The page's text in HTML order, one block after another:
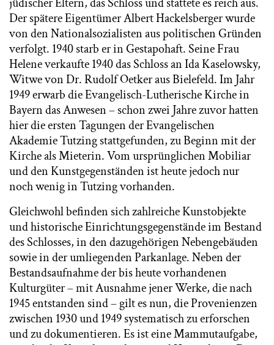
Der spätere Eigentümer Albert Hackelsberger wurde
von den Nationalsozialisten aus politischen Gründen
verfolgt. 1940 starb er in Gestapohaft. Seine Frau
Helene verkaufte 1940 das Schloss an Ida Kaselowsky,
Witwe von Dr. Rudolf Oetker aus Bielefeld. Im Jahr
1949 erwarb die Evangelisch-Lutherische Kirche in
Bayern das Anwesen – schon zwei Jahre zuvor hatten
hier die ersten Tagungen der Evangelischen
Akademie Tutzing stattgefunden, zu Beginn mit der
Kirche als Mieterin. Vom ursprünglichen Mobiliar
und den Kunstgegenständen ist heute jedoch nur
noch wenig in Tutzing vorhanden.
Gleichwohl befinden sich zahlreiche Kunstobjekte
und historische Einrichtungsgegenstände im Bestand
des Schlosses, in den dazugehörigen Nebengebäuden
sowie in der umliegenden Parkanlage. Neben der
Bestandsaufnahme der bis heute vorhandenen
Kulturgüter – mit Ausnahme jener Werke, die nach
1945 entstanden sind – gilt es nun, die Provenienzen
zwischen 1930 und 1949 systematisch zu erforschen
und zu dokumentieren. Es ist eine Mammutaufgabe,